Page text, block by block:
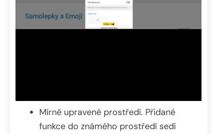
Mírně upravené prostředí. Přidané
funkce do známého prostředí sedí